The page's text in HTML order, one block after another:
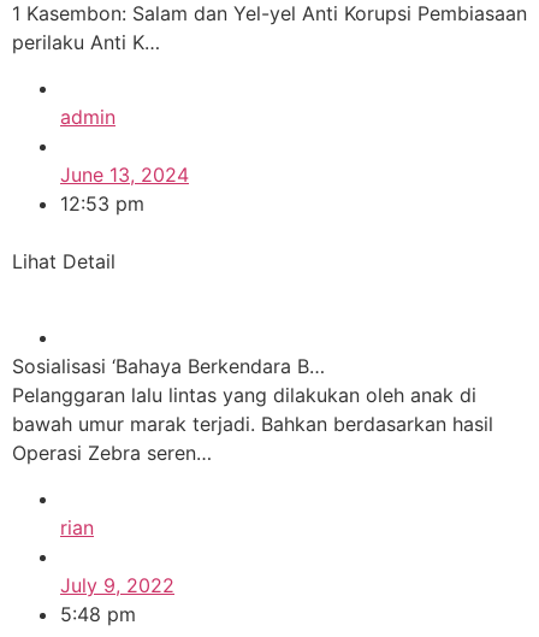
1 Kasembon: Salam dan Yel-yel Anti Korupsi Pembiasaan
perilaku Anti K…
admin
June 13, 2024
12:53 pm
Lihat Detail
Sosialisasi ‘Bahaya Berkendara B…
Pelanggaran lalu lintas yang dilakukan oleh anak di
bawah umur marak terjadi. Bahkan berdasarkan hasil
Operasi Zebra seren…
rian
July 9, 2022
5:48 pm